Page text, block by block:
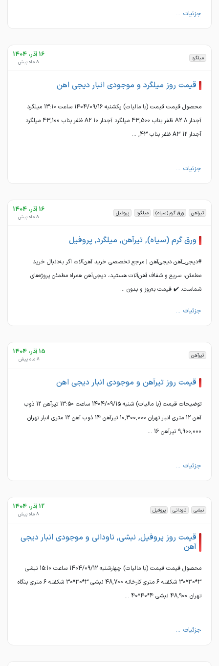
جزئیات ...
میلگرد 16 آذر، 1404
8 ماه پیش
قیمت روز میلگرد و موجودی انبار دیجی اهن
محصول قیمت قیمت (با مالیات) یکشنبه 1404/09/16 ساعت 13:10 میلگرد
آجدار 8 A2 ظفر بناب 43,500 میلگرد آجدار 10 A2 ظفر بناب 43,100 میلگرد
آجدار 12 A3 ظفر بناب 43, ...
جزئیات ...
تیرآهن ورق گرم (سیاه) میلگرد پروفیل 16 آذر، 1404
8 ماه پیش
ورق گرم (سیاه), تیرآهن, میلگرد, پروفیل
#دیجی_آهن دیجی‌آهن | مرجع تخصصی خرید آهن‌آلات اگر به‌دنبال خرید
مطمئن، سریع و شفاف آهن‌آلات هستید، دیجی‌آهن همراه مطمئن پروژه‌های
شماست. ✔️ قیمت به‌روز و بدون ...
جزئیات ...
تیرآهن 15 آذر، 1404
8 ماه پیش
قیمت روز تیرآهن و موجودی انبار دیجی اهن
توضیحات قیمت (با مالیات) شنبه 1404/09/15 ساعت 13:50 تیرآهن 12 ذوب
آهن 12 متری انبار تهران 10,300,000 تیرآهن 14 ذوب آهن 12 متری انبار تهران
9,900,000 تیرآهن 16 ...
جزئیات ...
نبشی ناودانی پروفیل 12 آذر، 1404
8 ماه پیش
قیمت روز پروفیل, نبشی, ناودانی و موجودی انبار دیجی
آهن
محصول قیمت قیمت (با مالیات) چهارشنبه 1404/09/12 ساعت 15:10 نبشی
3*30*30 شکفته 6 متری کارخانه 48,700 نبشی 3*30*30 شکفته 6 متری بنگاه
تهران 48,900 نبشی 4*40*40 ...
جزئیات ...